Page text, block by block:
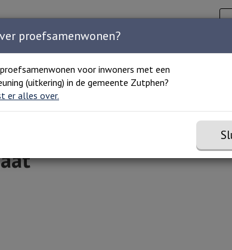
wonen niet gaat
proefsamenwonen?
voor inwoners met een
(uitkering) in de gemeente Zutphen?
er alles over.